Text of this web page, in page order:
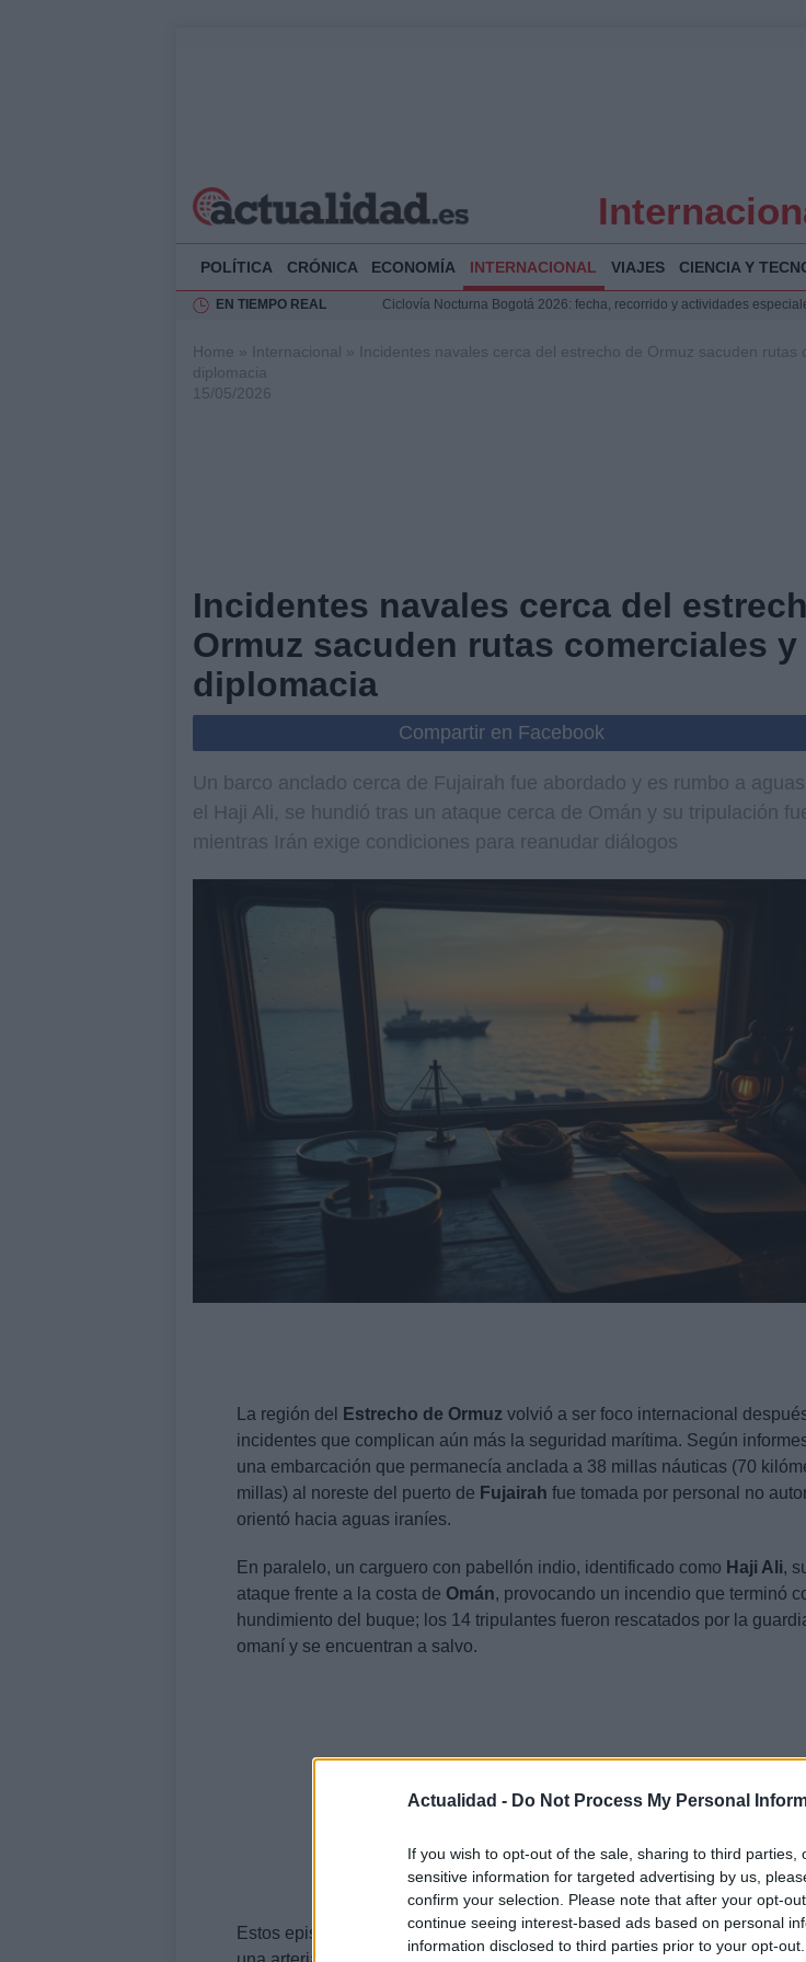
Actualidad - Do Not Process My Personal
If you wish to opt-out of the sale, sharing to third
sensitive information for targeted advertising by us,
confirm your selection. Please note that after your opt-
continue seeing interest-based ads based on personal
information disclosed to third parties prior to your opt-
POLÍTICA CRÓNICA ECONOMÍA INTERNACIONAL VIAJES CIENCIA Y
EN TIEMPO REAL
Ciclovía Nocturna Bogotá 2026: fecha, recorrido y actividades
Rehabilitación de la Illa Plana: Menorca apuesta por el deporte
Home » Internacional »
Incidentes navales cerca del estrecho de Ormuz sacuden rutas
diplomacia
15/05/2026
Incidentes navales cerca del
Ormuz sacuden rutas comerciales y
diplomacia
Compartir en Facebook
Un barco anclado cerca de Fujairah fue abordado y es rumbo a
el Haji Ali, se hundió tras un ataque cerca de Omán y su tripulación
mientras Irán exige condiciones para reanudar diálogos
La región del Estrecho de Ormuz volvió a ser foco internacional
incidentes que complican aún más la seguridad marítima. Según
una embarcación que permanecía anclada a 38 millas náuticas (70
millas) al noreste del puerto de Fujairah fue tomada por personal no
orientó hacia aguas iraníes.
En paralelo, un carguero con pabellón indio, identificado como Haji Ali,
ataque frente a la costa de Omán, provocando un incendio que terminó
hundimiento del buque; los 14 tripulantes fueron rescatados por la
omaní y se encuentran a salvo.
Estos episodios se producen en un contexto donde el Estrecho de Ormuz